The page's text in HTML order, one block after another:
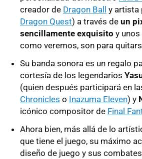
creador de Dragon Ball y artista
Dragon Quest) a través de un
sencillamente exquisito y
como veremos, son para
Su banda sonora es un regalo
cortesía de los legendarios
(quien después participará en
Chronicles o Inazuma Eleven) y
icónico compositor de Final
Ahora bien, más allá de lo
que tiene el juego, su máximo
diseño de juego y sus